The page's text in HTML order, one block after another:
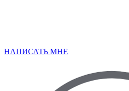
НАПИСАТЬ МНЕ